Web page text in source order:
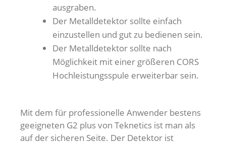
ausgraben.
Der Metalldetektor sollte einfach
einzustellen und gut zu bedienen sein.
Der Metalldetektor sollte nach
Möglichkeit mit einer größeren CORS
Hochleistungsspule erweiterbar sein.
Mit dem für professionelle Anwender bestens
geeigneten G2 plus von Teknetics ist man als
auf der sicheren Seite. Der Detektor ist